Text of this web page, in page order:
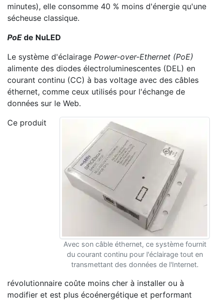
minutes), elle consomme 40 % moins d'énergie qu'une
sécheuse classique.
PoE de NuLED
Le système d'éclairage Power-over-Ethernet (PoE)
alimente des diodes électroluminescentes (DEL) en
courant continu (CC) à bas voltage avec des câbles
éthernet, comme ceux utilisés pour l'échange de
données sur le Web.
Avec son câble éthernet, ce système fournit
du courant continu pour l'éclairage tout en
transmettant des données de l'Internet.
Ce produit
révolutionnaire coûte moins cher à installer ou à
modifier et est plus écoénergétique et performant